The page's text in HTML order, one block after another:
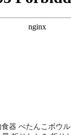
器 ぺたんこボウ